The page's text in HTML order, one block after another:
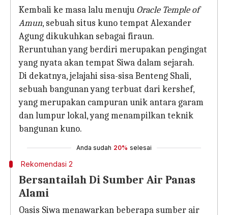
Kembali ke masa lalu menuju Oracle Temple of
Amun, sebuah situs kuno tempat Alexander
Agung dikukuhkan sebagai firaun.
Reruntuhan yang berdiri merupakan pengingat
yang nyata akan tempat Siwa dalam sejarah.
Di dekatnya, jelajahi sisa-sisa Benteng Shali,
sebuah bangunan yang terbuat dari kershef,
yang merupakan campuran unik antara garam
dan lumpur lokal, yang menampilkan teknik
bangunan kuno.
Anda sudah 20% selesai
Rekomendasi 2
Bersantailah Di Sumber Air Panas
Alami
Oasis Siwa menawarkan beberapa sumber air